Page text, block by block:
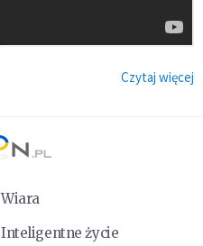
Czytaj więcej
Wiara
Inteligentne życie